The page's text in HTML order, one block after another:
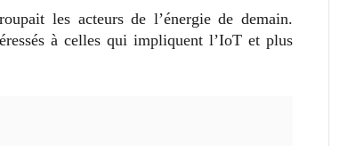
les acteurs de l’énergie de demain.
à celles qui impliquent l’IoT et plus